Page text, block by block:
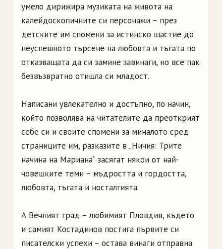
умело дирижира музиката на живота на
калейдоскопичните си персонажи – през
детските им спомени за истинско щастие до
неуспешното търсене на любовта и тъгата по
отказващата да си замине завинаги, но все пак
безвъзвратно отишла си младост.
Написани увлекателно и достъпно, по начин,
който позволява на читателите да преоткрият
себе си и своите спомени за миналото сред
страниците им, разказите в „Ничия: Трите
начина на Мариана“ засягат някои от най-
човешките теми – мъдростта и гордостта,
любовта, тъгата и носталгията.
А Вечният град – любимият Пловдив, където
и самият Костадинов постига първите си
писателски успехи – остава винаги отправна